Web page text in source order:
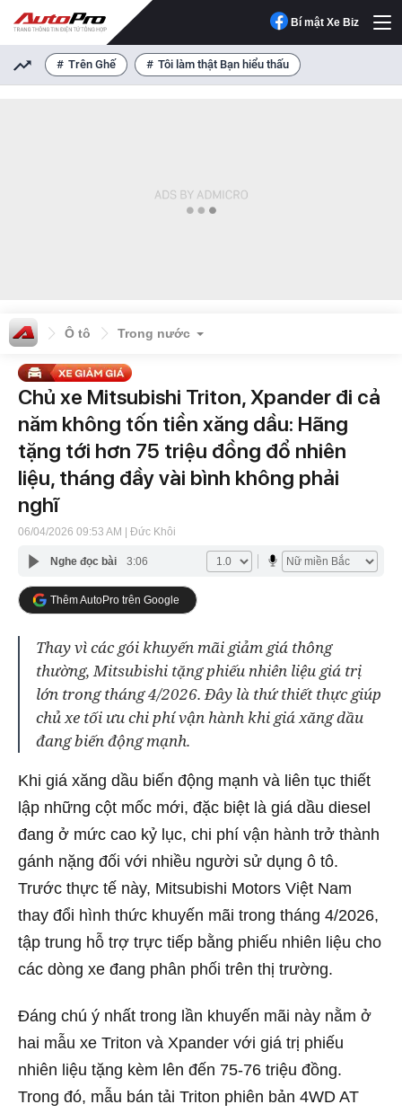
Bí mật Xe Biz
Trên Ghế Tôi làm thật Bạn hiểu thấu
Ô tô Trong nước
Chủ xe Mitsubishi Triton, Xpander đi cả
năm không tốn tiền xăng dầu: Hãng
tặng tới hơn 75 triệu đồng đổ nhiên
liệu, tháng đầy vài bình không phải
nghĩ
06/04/2026 09:53 AM | Đức Khôi
Nghe đọc bài 3:06
Thêm AutoPro trên Google
Thay vì các gói khuyến mãi giảm giá thông
thường, Mitsubishi tặng phiếu nhiên liệu giá trị
lớn trong tháng 4/2026. Đây là thứ thiết thực giúp
chủ xe tối ưu chi phí vận hành khi giá xăng dầu
đang biến động mạnh.
Khi giá xăng dầu biến động mạnh và liên tục thiết
lập những cột mốc mới, đặc biệt là giá dầu diesel
đang ở mức cao kỷ lục, chi phí vận hành trở thành
gánh nặng đối với nhiều người sử dụng ô tô.
Trước thực tế này, Mitsubishi Motors Việt Nam
thay đổi hình thức khuyến mãi trong tháng 4/2026,
tập trung hỗ trợ trực tiếp bằng phiếu nhiên liệu cho
các dòng xe đang phân phối trên thị trường.
Đáng chú ý nhất trong lần khuyến mãi này nằm ở
hai mẫu xe Triton và Xpander với giá trị phiếu
nhiên liệu tặng kèm lên đến 75-76 triệu đồng.
Trong đó, mẫu bán tải Triton phiên bản 4WD AT